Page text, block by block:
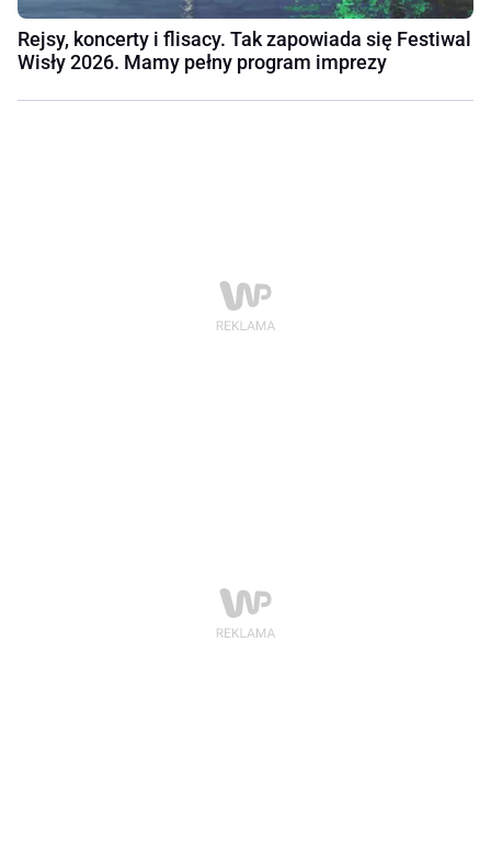
Rejsy, koncerty i flisacy. Tak zapowiada się Festiwal
Wisły 2026. Mamy pełny program imprezy